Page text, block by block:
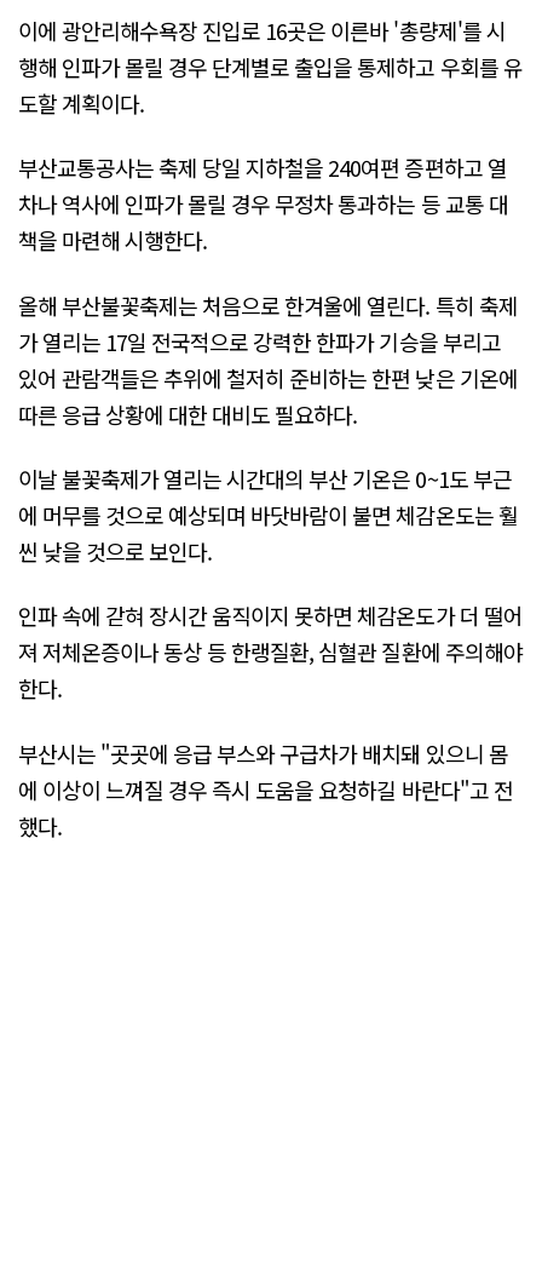
이에 광안리해수욕장 진입로 16곳은 이른바 '총량제'를 시
행해 인파가 몰릴 경우 단계별로 출입을 통제하고 우회를 유
도할 계획이다.
부산교통공사는 축제 당일 지하철을 240여편 증편하고 열
차나 역사에 인파가 몰릴 경우 무정차 통과하는 등 교통 대
책을 마련해 시행한다.
올해 부산불꽃축제는 처음으로 한겨울에 열린다. 특히 축제
가 열리는 17일 전국적으로 강력한 한파가 기승을 부리고
있어 관람객들은 추위에 철저히 준비하는 한편 낮은 기온에
따른 응급 상황에 대한 대비도 필요하다.
이날 불꽃축제가 열리는 시간대의 부산 기온은 0~1도 부근
에 머무를 것으로 예상되며 바닷바람이 불면 체감온도는 훨
씬 낮을 것으로 보인다.
인파 속에 갇혀 장시간 움직이지 못하면 체감온도가 더 떨어
져 저체온증이나 동상 등 한랭질환, 심혈관 질환에 주의해야
한다.
부산시는 "곳곳에 응급 부스와 구급차가 배치돼 있으니 몸
에 이상이 느껴질 경우 즉시 도움을 요청하길 바란다"고 전
했다.